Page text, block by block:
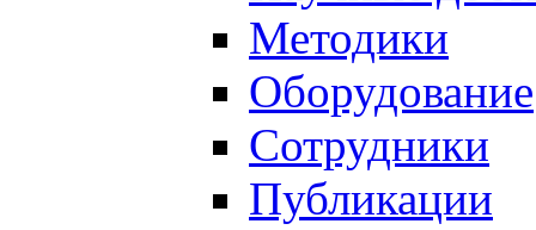
Методики
Оборудование
Сотрудники
Публикации